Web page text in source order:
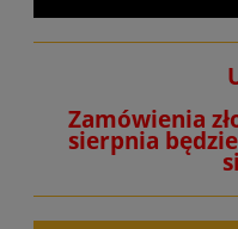
Zamówienia
sierpnia